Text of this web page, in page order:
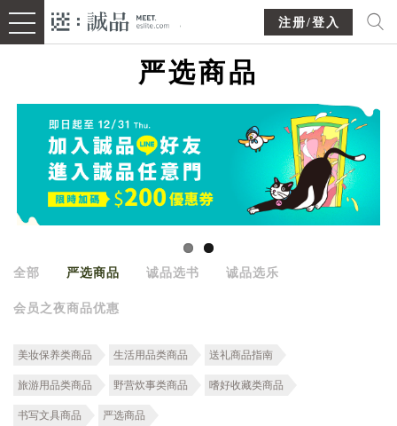
注册/登入
严选商品
全部 严选商品 诚品选书 诚品选乐
会员之夜商品优惠
美妆保养类商品 生活用品类商品 送礼商品指南
旅游用品类商品 野营炊事类商品 嗜好收藏类商品
书写文具商品 严选商品